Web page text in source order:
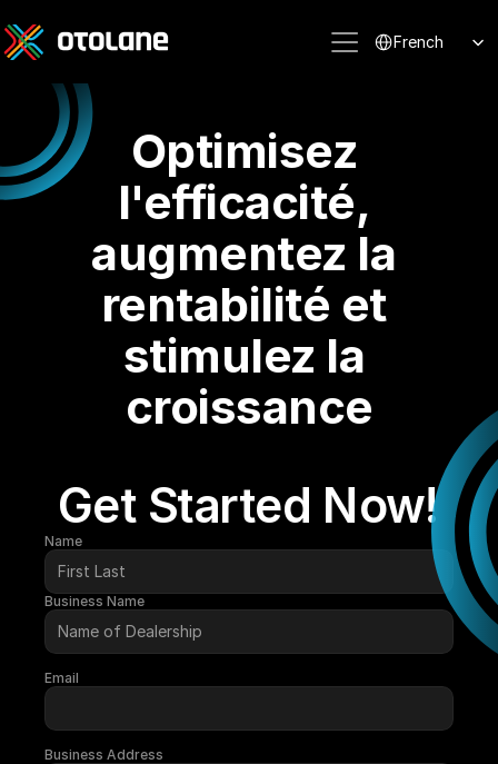
Optimisez
l'efficacité,
augmentez la
rentabilité et
stimulez la
croissance
Get Started Now!
Name
Business Name
Email
Business Address
French